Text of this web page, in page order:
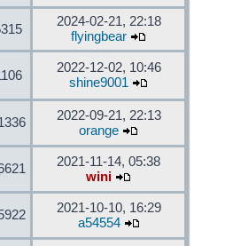
2024-02-21, 22:18
flyingbear
2022-12-02, 10:46
shine9001
2022-09-21, 22:13
orange
2021-11-14, 05:38
wini
2021-10-10, 16:29
a54554